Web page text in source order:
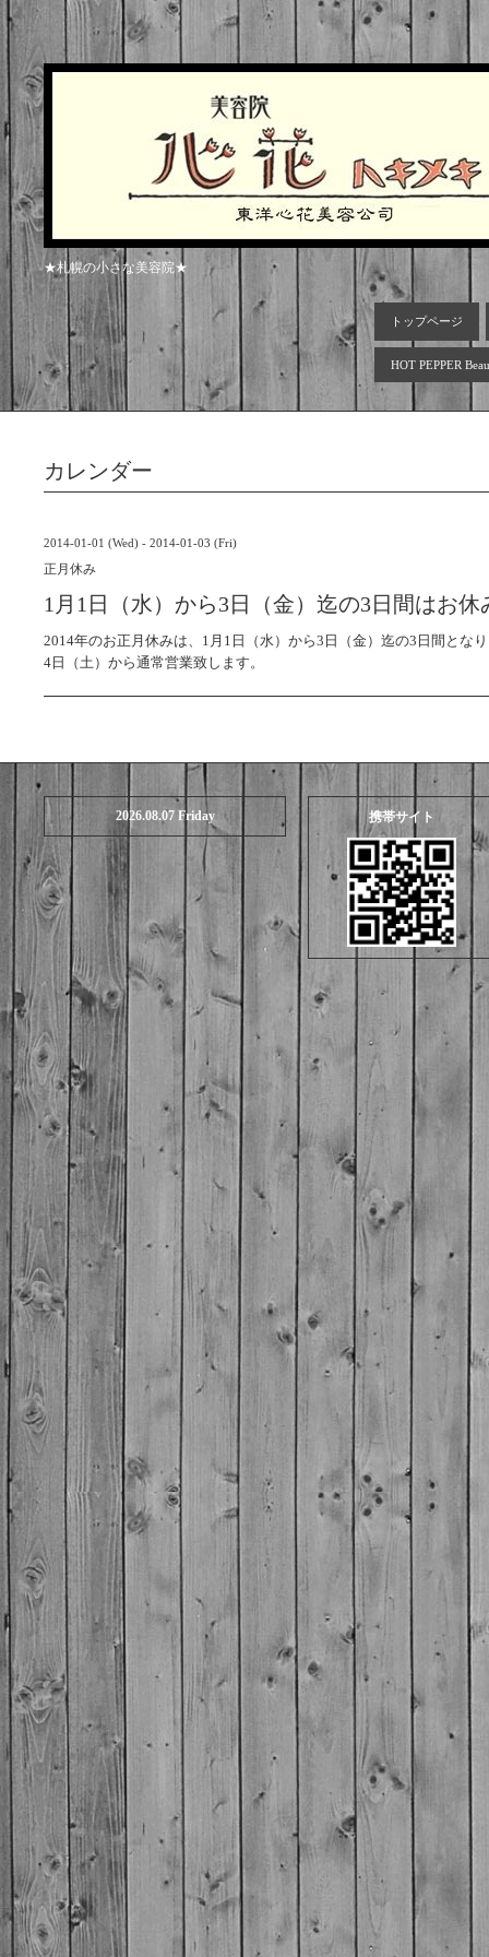
★札幌の小さな美容院★
トップページ
HOT PEPPER
カレンダー
2014-01-01 (Wed) - 2014-01-03 (Fri)
正月休み
1月1日（水）から3日（金）迄の3日間はお休
2014年のお正月休みは、1月1日（水）から3日（金）迄の3日間とな
4日（土）から通常営業致します。
2026.08.07 Friday 携帯サイト